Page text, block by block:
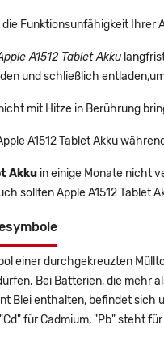
Funktionsunfähigkeit Ihrer
A1512 Tablet Akku
und schließlich
mit Hitze in Berührung
A1512 Tablet Akku
Akku in einige Monate nicht
sollten Apple A1512 Tablet
einer durchgekreuzten
Bei Batterien, die mehr
Blei enthalten, befindet
für Cadmium, "Pb" steht für